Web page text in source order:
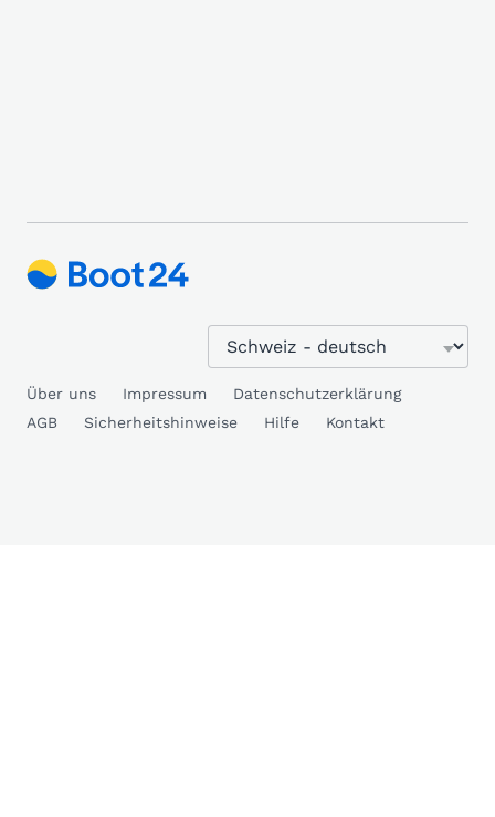
Über uns Impressum
Datenschutzerklärung
AGB
Sicherheitshinweise Hilfe Kontakt